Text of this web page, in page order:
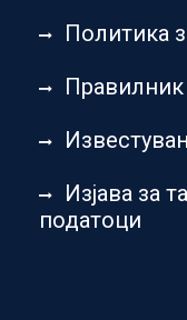
Политика
Изјава за
податоци